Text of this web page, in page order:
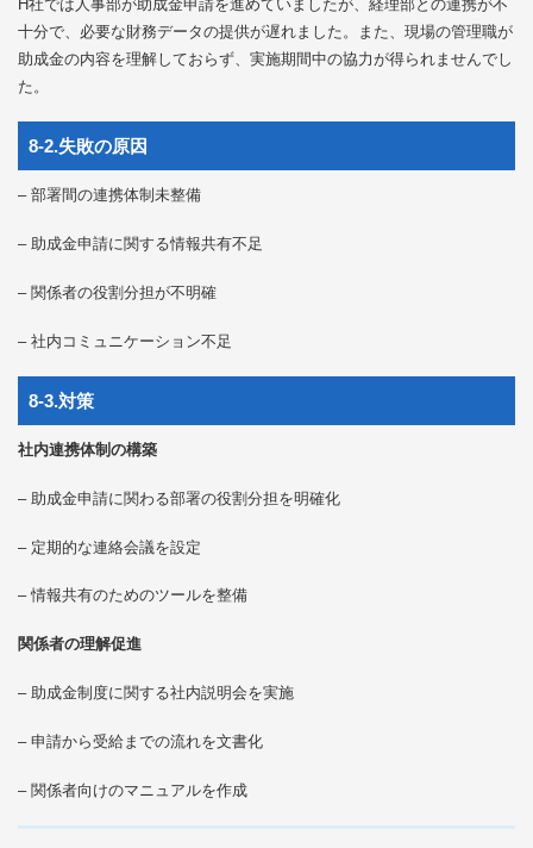
H社では人事部が助成金申請を進めていましたが、経理部との連携が不
十分で、必要な財務データの提供が遅れました。また、現場の管理職が
助成金の内容を理解しておらず、実施期間中の協力が得られませんでし
た。
8-2.失敗の原因
– 部署間の連携体制未整備
– 助成金申請に関する情報共有不足
– 関係者の役割分担が不明確
– 社内コミュニケーション不足
8-3.対策
社内連携体制の構築
– 助成金申請に関わる部署の役割分担を明確化
– 定期的な連絡会議を設定
– 情報共有のためのツールを整備
関係者の理解促進
– 助成金制度に関する社内説明会を実施
– 申請から受給までの流れを文書化
– 関係者向けのマニュアルを作成